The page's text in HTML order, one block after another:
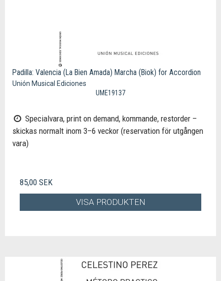
Padilla: Valencia (La Bien Amada) Marcha (Biok) for Accordion
Unión Musical Ediciones
UME19137
Specialvara, print on demand, kommande, restorder –
skickas normalt inom 3–6 veckor (reservation för utgången
vara)
85,00 SEK
VISA PRODUKTEN